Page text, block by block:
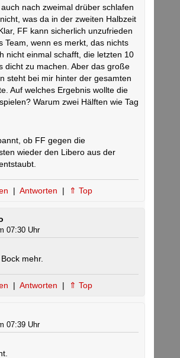
nach zweimal drüber schlafen
was da in der zweiten Halbzeit
FF kann sicherlich unzufrieden
Team, wenn es merkt, das nichts
nicht einmal schafft, die letzten 10
dicht zu machen. Aber das große
steht bei mir hinter der gesamten
Auf welches Ergebnis wollte die
Warum zwei Hälften wie Tag
ob FF gegen die
wieder den Libero aus der
| Antworten | ⇑ Top
07:30 Uhr
mehr.
| Antworten | ⇑ Top
07:39 Uhr